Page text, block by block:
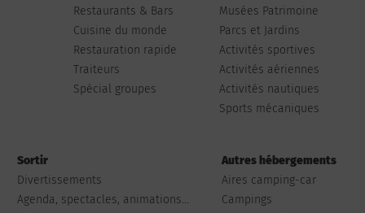
Restaurants & Bars
Cuisine du monde
Restauration rapide
Traiteurs
Spécial groupes
Musées Patrimoine
Parcs et Jardins
Activités sportives
Activités aériennes
Activités nautiques
Sports mécaniques
Sortir
Divertissements
Agenda, spectacles, animations...
Autres hébergements
Aires camping-car
Campings